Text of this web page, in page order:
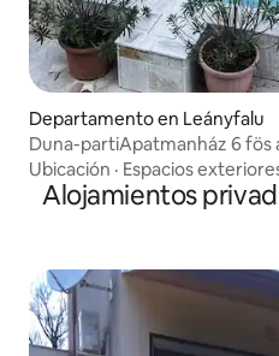
Departamento en Leányfalu
Duna-partiApatmanház 6
Ubicación · Espacios
Alojamientos